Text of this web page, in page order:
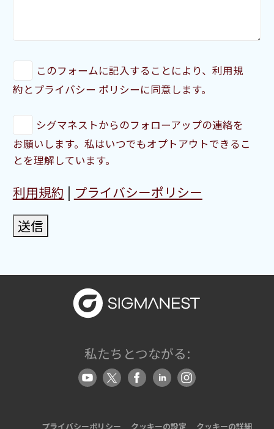
このフォームに記入することにより、利用規
約とプライバシー ポリシーに同意します。
シグマネストからのフォローアップの連絡を
お願いします。私はいつでもオプトアウトできるこ
とを理解しています。
利用規約 | プライバシーポリシー
送信
私たちとつながる:
プライバシーポリシー クッキーの設定 クッキーの詳細